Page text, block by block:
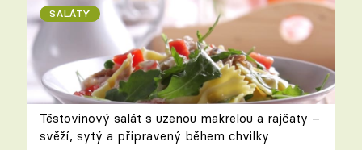
SALÁTY
Těstovinový salát s uzenou makrelou a rajčaty –
svěží, sytý a připravený během chvilky